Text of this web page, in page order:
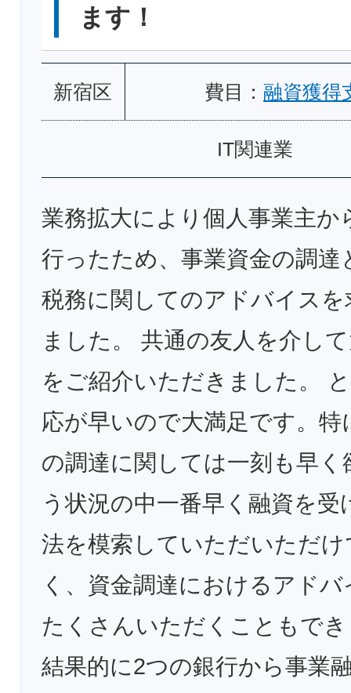
ます！
新宿区 費目： 融資獲得
IT関連業
業務拡大により個人事業主か
行ったため、事業資金の調達
税務に関してのアドバイスを
ました。 共通の友人を介し
をご紹介いただきました。
応が早いので大満足です。特
の調達に関しては一刻も早く
う状況の中一番早く融資を受
法を模索していただいただけ
く、資金調達におけるアド
たくさんいただくこともで
結果的に2つの銀行から事業